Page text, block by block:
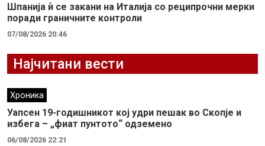
Шпанија ѝ се закани на Италија со реципрочни мерки
поради граничните контроли
07/08/2026 20:46
Најчитани вести
Хроника
Уапсен 19-годишникот кој удри пешак во Скопје и
избега – „фиат пунтото“ одземено
06/08/2026 22:21